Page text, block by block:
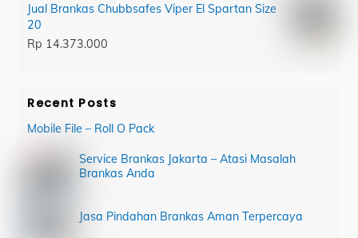
Jual Brankas Chubbsafes Viper El Spartan Size
20
Rp 14.373.000
Recent Posts
Mobile File – Roll O Pack
Service Brankas Jakarta – Atasi Masalah
Brankas Anda
Jasa Pindahan Brankas Aman Terpercaya